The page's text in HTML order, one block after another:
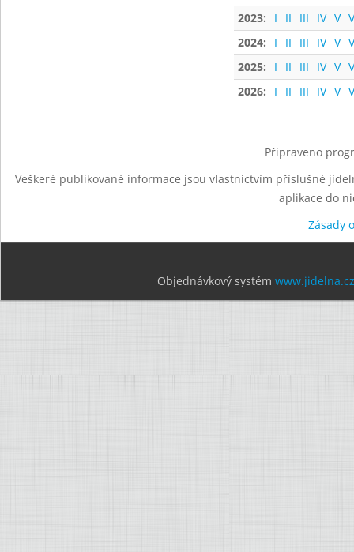
2023:
I II III IV V
2024:
I II III IV V
2025:
I II III IV V
2026:
I II III IV V
Připraveno
Veškeré publikované informace jsou vlastnictvím příslušné
aplikace do
Zásady
Objednávkový systém www.jidelna.cz